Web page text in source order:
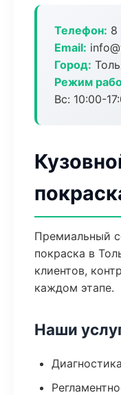
Телефон: 8
Email:
Город:
Режим
Вс: 10:00-
Премиальный
покраска в
клиентов,
каждом этапе.
Наши